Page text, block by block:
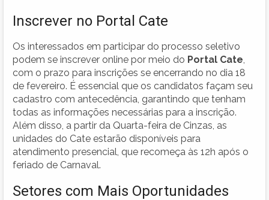
Inscrever no Portal Cate
Os interessados em participar do processo seletivo
podem se inscrever online por meio do Portal Cate
com o prazo para inscrições se encerrando no dia 18
de fevereiro. É essencial que os candidatos façam seu
cadastro com antecedência, garantindo que tenham
todas as informações necessárias para a inscrição.
Além disso, a partir da Quarta-feira de Cinzas, as
unidades do Cate estarão disponíveis para
atendimento presencial, que recomeça às 12h após o
feriado de Carnaval.
Setores com Mais Oportunidades